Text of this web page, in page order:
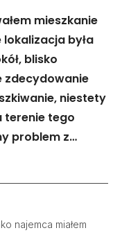
mieszkanie
lokalizacja była
blisko
zdecydowanie
niestety
terenie tego
problem z…
najemca miałem